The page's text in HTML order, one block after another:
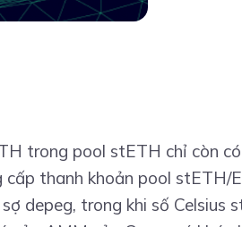
trong pool stETH chỉ còn
cấp thanh khoản pool stETH/
depeg, trong khi số Celsius